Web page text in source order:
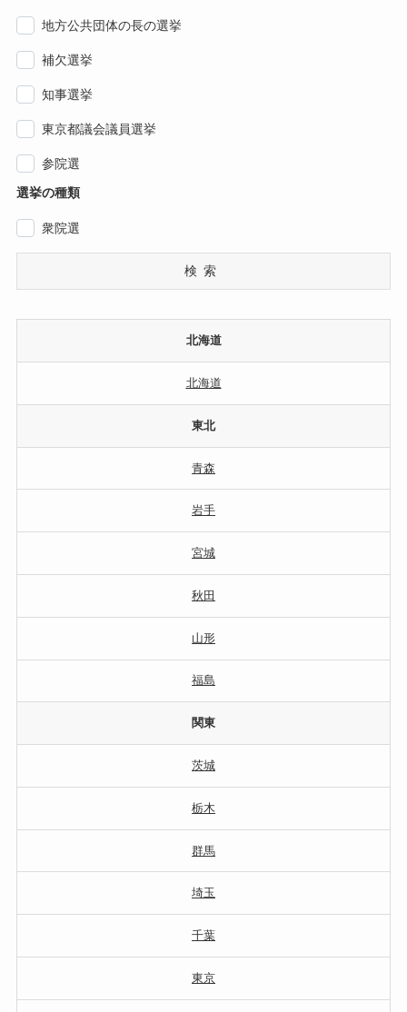
地方公共団体の長の選挙
補欠選挙
知事選挙
東京都議会議員選挙
参院選
選挙の種類
衆院選
検索
北海道
北海道
東北
青森
岩手
宮城
秋田
山形
福島
関東
茨城
栃木
群馬
埼玉
千葉
東京